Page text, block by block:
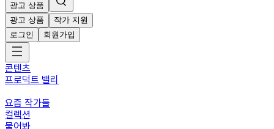
광고 상품
광고 상품
작가 지원
로그인
회원가입
콘텐츠
프로덕트 밸리
요즘 작가들
컬렉션
물어봐